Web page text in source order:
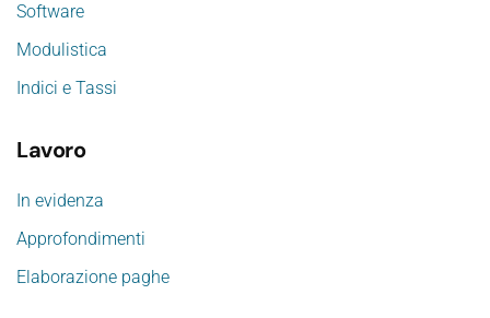
Software
Modulistica
Indici e Tassi
Lavoro
In evidenza
Approfondimenti
Elaborazione paghe